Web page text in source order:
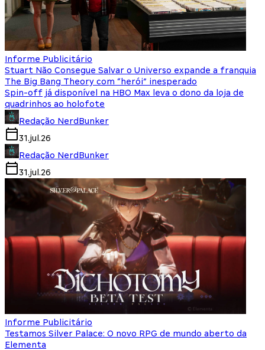
Informe Publicitário
Stuart Não Consegue Salvar o Universo expande a franquia
The Big Bang Theory com “herói” inesperado
Spin-off já disponível na HBO Max leva o dono da loja de
quadrinhos ao holofote
Redação NerdBunker
31.jul.26
Redação NerdBunker
31.jul.26
Informe Publicitário
Testamos Silver Palace: O novo RPG de mundo aberto da
Elementa